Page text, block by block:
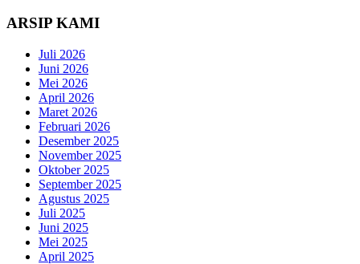
ARSIP KAMI
Juli 2026
Juni 2026
Mei 2026
April 2026
Maret 2026
Februari 2026
Desember 2025
November 2025
Oktober 2025
September 2025
Agustus 2025
Juli 2025
Juni 2025
Mei 2025
April 2025